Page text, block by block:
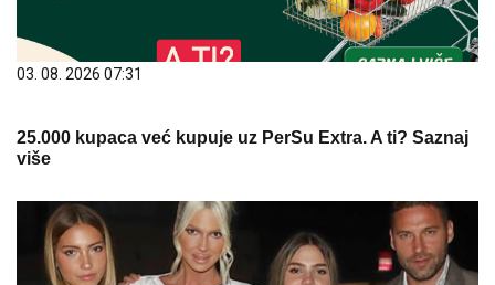
03. 08. 2026 07:31
25.000 kupaca već kupuje uz PerSu Extra. A ti? Saznaj
više